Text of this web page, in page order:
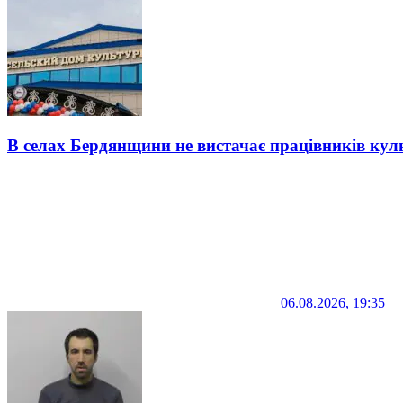
В селах Бердянщини не вистачає працівників
06.08.2026, 19:35